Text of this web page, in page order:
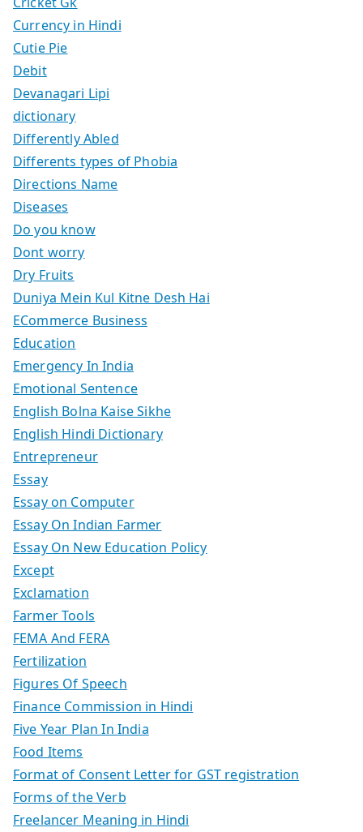
Currency in Hindi
Cutie Pie
Debit
Devanagari Lipi
dictionary
Differently Abled
Differents types of Phobia
Directions Name
Diseases
Do you know
Dont worry
Dry Fruits
Duniya Mein Kul Kitne Desh Hai
ECommerce Business
Education
Emergency In India
Emotional Sentence
English Bolna Kaise Sikhe
English Hindi Dictionary
Entrepreneur
Essay
Essay on Computer
Essay On Indian Farmer
Essay On New Education Policy
Except
Exclamation
Farmer Tools
FEMA And FERA
Fertilization
Figures Of Speech
Finance Commission in Hindi
Five Year Plan In India
Food Items
Format of Consent Letter for GST registration
Forms of the Verb
Freelancer Meaning in Hindi